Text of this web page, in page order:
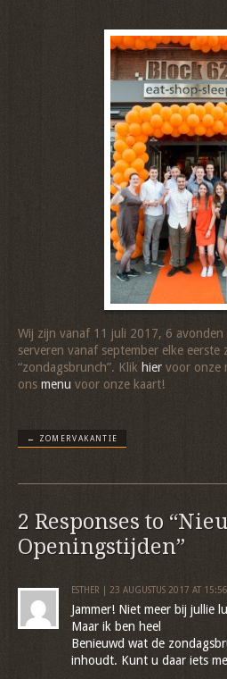
Wij zijn vanaf 11 juli 2017, 6 avonden
serveren vanaf september elke eerste
“zondagsbrunch”. Klik hier voor onze
ons menu voor onze kaart!
← ZOMERVAKANTIE
2 Responses to
Openingstijden”
ESTHER | 23 AUGUSTUS 2017 AT 15:56
Jammer! Niet meer bij jullie
Maar ik ben heel
Benieuwd wat de
inhoudt. Kunt u daar iets